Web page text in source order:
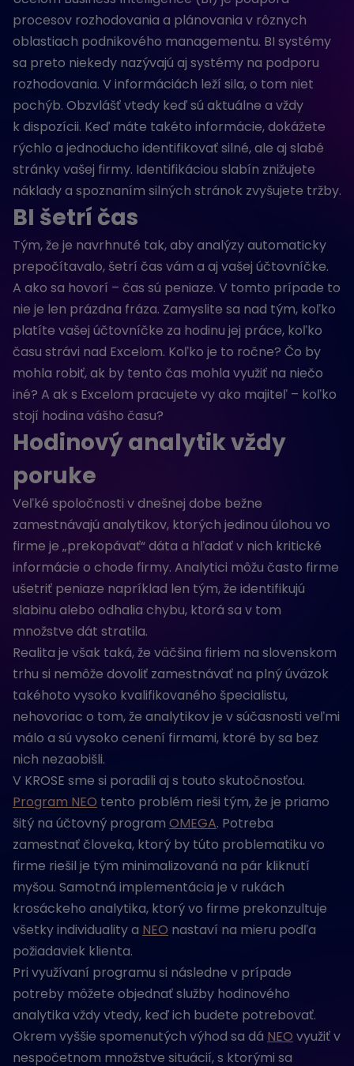
procesov rozhodovania a plánovania v rôznych
oblastiach podnikového managementu. BI systémy
sa preto niekedy nazývajú aj systémy na podporu
rozhodovania. V informáciách leží sila, o tom niet
pochýb. Obzvlášť vtedy keď sú aktuálne a vždy
k dispozícii. Keď máte takéto informácie, dokážete
rýchlo a jednoducho identifikovať silné, ale aj slabé
stránky vašej firmy. Identifikáciou slabín znižujete
náklady a spoznaním silných stránok zvyšujete tržby.
BI šetrí čas
Tým, že je navrhnuté tak, aby analýzy automaticky
prepočítavalo, šetrí čas vám a aj vašej účtovníčke.
A ako sa hovorí – čas sú peniaze. V tomto prípade to
nie je len prázdna fráza. Zamyslite sa nad tým, koľko
platíte vašej účtovníčke za hodinu jej práce, koľko
času strávi nad Excelom. Koľko je to ročne? Čo by
mohla robiť, ak by tento čas mohla využiť na niečo
iné? A ak s Excelom pracujete vy ako majiteľ – koľko
stojí hodina vášho času?
Hodinový analytik vždy
poruke
Veľké spoločnosti v dnešnej dobe bežne
zamestnávajú analytikov, ktorých jedinou úlohou vo
firme je „prekopávať“ dáta a hľadať v nich kritické
informácie o chode firmy. Analytici môžu často firme
ušetriť peniaze napríklad len tým, že identifikujú
slabinu alebo odhalia chybu, ktorá sa v tom
množstve dát stratila.
Realita je však taká, že väčšina firiem na slovenskom
trhu si nemôže dovoliť zamestnávať na plný úväzok
takéhoto vysoko kvalifikovaného špecialistu,
nehovoriac o tom, že analytikov je v súčasnosti veľmi
málo a sú vysoko cenení firmami, ktoré by sa bez
nich nezaobišli.
V KROSE sme si poradili aj s touto skutočnosťou.
Program NEO tento problém rieši tým, že je priamo
šitý na účtovný program OMEGA. Potreba
zamestnať človeka, ktorý by túto problematiku vo
firme riešil je tým minimalizovaná na pár kliknutí
myšou. Samotná implementácia je v rukách
krosáckeho analytika, ktorý vo firme prekonzultuje
všetky individuality a NEO nastaví na mieru podľa
požiadaviek klienta.
Pri využívaní programu si následne v prípade
potreby môžete objednať služby hodinového
analytika vždy vtedy, keď ich budete potrebovať.
Okrem vyššie spomenutých výhod sa dá NEO využiť v
nespočetnom množstve situácií, s ktorými sa